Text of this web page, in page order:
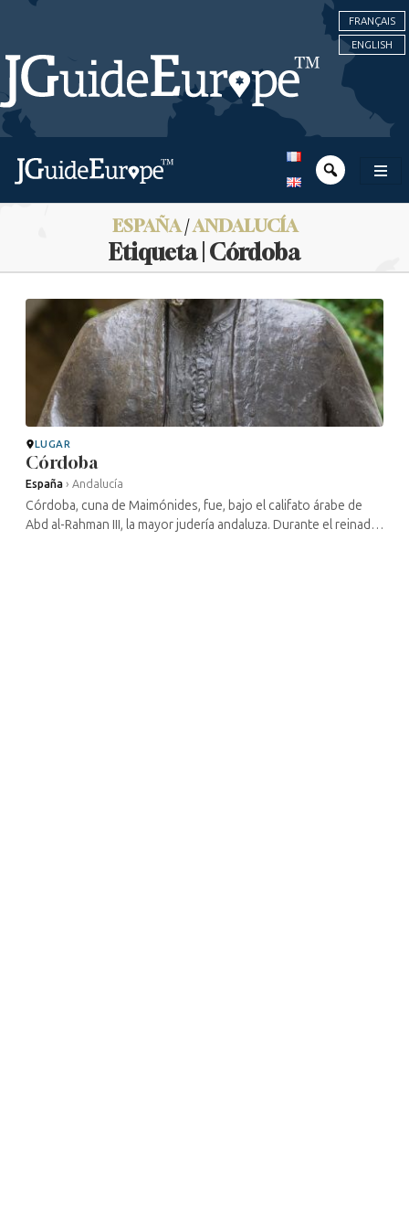
FRANÇAIS
ENGLISH
ESPAÑA/ANDALUCÍA
Etiqueta | Córdoba
LUGAR
Córdoba
España › Andalucía
Córdoba, cuna de Maimónides, fue, bajo el califato árabe de
Abd al-Rahman III, la mayor judería andaluza. Durante el reinado